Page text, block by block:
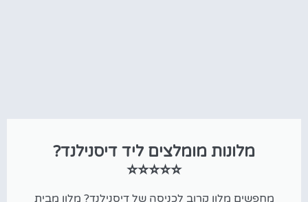
מלונות מומלצים ליד דיסנילנד?
⭐⭐⭐⭐⭐
מחפשים מלון קרוב לכניסה של דיסנילנד? מלון מבית